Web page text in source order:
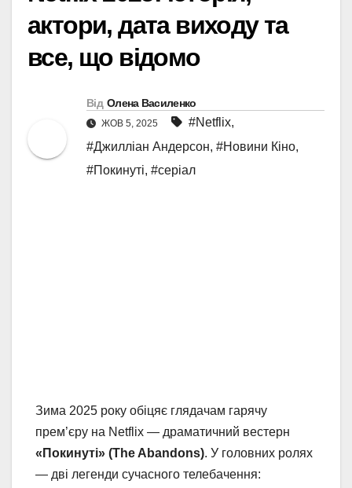
актори, дата виходу та
все, що відомо
Від Олена Василенко
ЖОВ 5, 2025 #Netflix,
#Джилліан Андерсон, #Новини Кіно,
#Покинуті, #серіал
Зима 2025 року обіцяє глядачам гарячу
прем’єру на Netflix — драматичний вестерн
«Покинуті» (The Abandons). У головних ролях
— дві легенди сучасного телебачення: